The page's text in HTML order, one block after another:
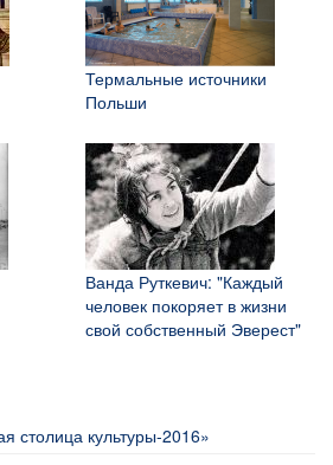
Термальные источники
Польши
Ванда Руткевич: "Каждый
человек покоряет в жизни
свой собственный Эверест"
столица культуры-2016»